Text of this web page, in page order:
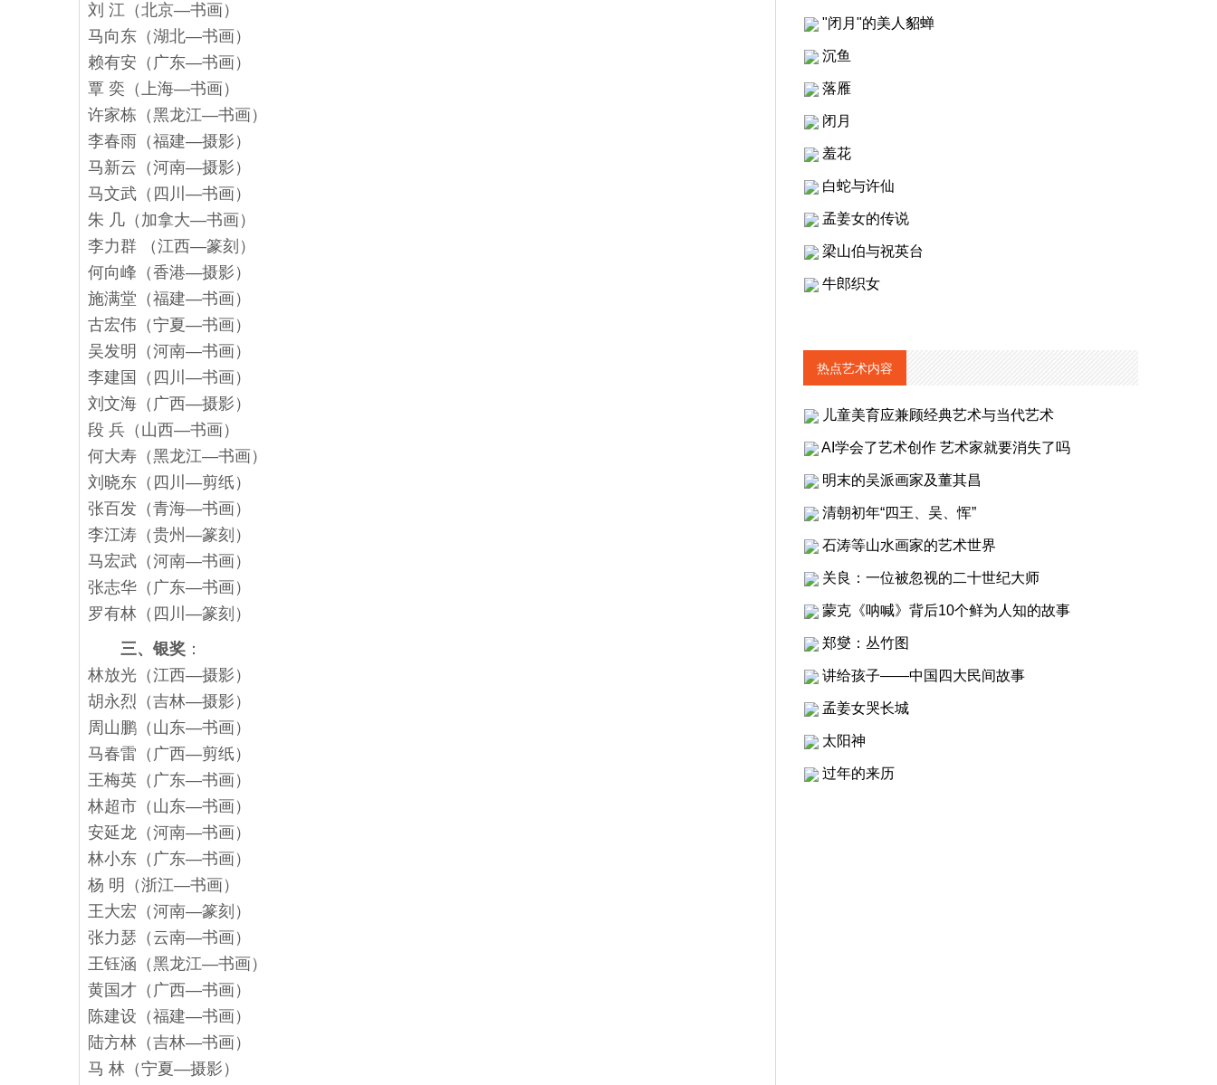
刘 江（北京—书画）
马向东（湖北—书画）
赖有安（广东—书画）
覃 奕（上海—书画）
许家栋（黑龙江—书画）
李春雨（福建—摄影）
马新云（河南—摄影）
马文武（四川—书画）
朱 几（加拿大—书画）
李力群 （江西—篆刻）
何向峰（香港—摄影）
施满堂（福建—书画）
古宏伟（宁夏—书画）
吴发明（河南—书画）
李建国（四川—书画）
刘文海（广西—摄影）
段 兵（山西—书画）
何大寿（黑龙江—书画）
刘晓东（四川—剪纸）
张百发（青海—书画）
李江涛（贵州—篆刻）
马宏武（河南—书画）
张志华（广东—书画）
罗有林（四川—篆刻）
三、银奖 ：
林放光（江西—摄影）
胡永烈（吉林—摄影）
周山鹏（山东—书画）
马春雷（广西—剪纸）
王梅英（广东—书画）
林超市（山东—书画）
安延龙（河南—书画）
林小东（广东—书画）
杨 明（浙江—书画）
王大宏（河南—篆刻）
张力瑟（云南—书画）
王钰涵（黑龙江—书画）
黄国才（广西—书画）
陈建设（福建—书画）
陆方林（吉林—书画）
马 林（宁夏—摄影）
"闭月"的美人貂蝉
沉鱼
落雁
闭月
羞花
白蛇与许仙
孟姜女的传说
梁山伯与祝英台
牛郎织女
热点艺术内容
儿童美育应兼顾经典艺术与当代艺术
AI学会了艺术创作 艺术家就要消失了吗
明末的吴派画家及董其昌
清朝初年“四王、吴、恽”
石涛等山水画家的艺术世界
关良：一位被忽视的二十世纪大师
蒙克《呐喊》背后10个鲜为人知的故事
郑燮：丛竹图
讲给孩子——中国四大民间故事
孟姜女哭长城
太阳神
过年的来历